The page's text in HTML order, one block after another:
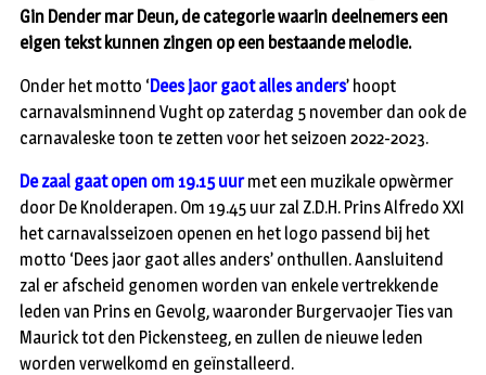
Gin Dender mar Deun, de categorie waarin deelnemers een
eigen tekst kunnen zingen op een bestaande melodie.
Onder het motto ‘Dees jaor gaot alles anders’ hoopt
carnavalsminnend Vught op zaterdag 5 november dan ook de
carnavaleske toon te zetten voor het seizoen 2022-2023.
De zaal gaat open om 19.15 uurmet een muzikale opwèrmer
door De Knolderapen. Om 19.45 uur zal Z.D.H. Prins Alfredo XXI
het carnavalsseizoen openen en het logo passend bij het
motto ‘Dees jaor gaot alles anders’ onthullen. Aansluitend
zal er afscheid genomen worden van enkele vertrekkende
leden van Prins en Gevolg, waaronder Burgervaojer Ties van
Maurick tot den Pickensteeg, en zullen de nieuwe leden
worden verwelkomd en geïnstalleerd.